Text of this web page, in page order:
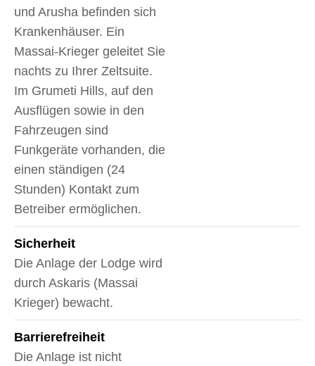
und Arusha befinden sich
Krankenhäuser. Ein
Massai-Krieger geleitet Sie
nachts zu Ihrer Zeltsuite.
Im Grumeti Hills, auf den
Ausflügen sowie in den
Fahrzeugen sind
Funkgeräte vorhanden, die
einen ständigen (24
Stunden) Kontakt zum
Betreiber ermöglichen.
Sicherheit
Die Anlage der Lodge wird
durch Askaris (Massai
Krieger) bewacht.
Barrierefreiheit
Die Anlage ist nicht